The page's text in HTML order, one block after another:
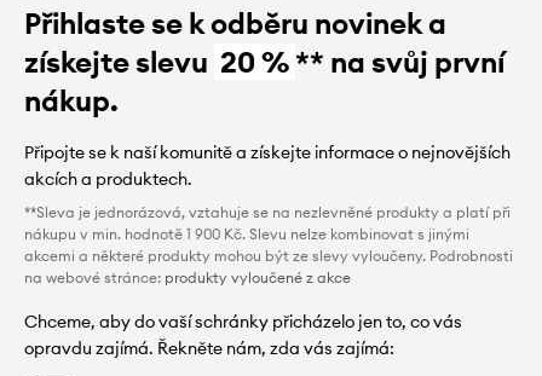
Přihlaste se k odběru novinek a
získejte slevu 20 %** na svůj první
nákup.
Připojte se k naší komunitě a získejte informace o nejnovějších
akcích a produktech.
**Sleva je jednorázová, vztahuje se na nezlevněné produkty a platí při
nákupu v min. hodnotě 1 900 Kč. Slevu nelze kombinovat s jinými
akcemi a některé produkty mohou být ze slevy vyloučeny. Podrobnosti
na webové stránce: produkty vyloučené z akce
Chceme, aby do vaší schránky přicházelo jen to, co vás
opravdu zajímá. Řekněte nám, zda vás zajímá: